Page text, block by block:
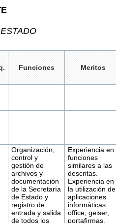
Funciones Meritos
Organización,
control y
gestión de
archivos y
documentación
de la Secretaría
de Estado y
registro de
entrada y salida
de todos los
Experiencia en
funciones
similares a las
descritas.
Experiencia en
la utilización de
aplicaciones
informáticas:
office, geiser,
portafirmas,